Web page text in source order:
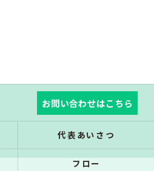
お問い合わせはこちら
代表あいさつ
フロー